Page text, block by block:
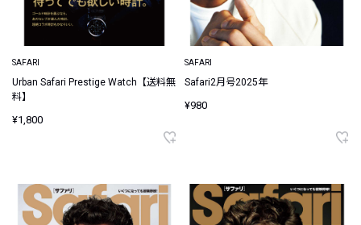
SAFARI
Urban Safari Prestige Watch【送料無
料】
¥1,800
SAFARI
Safari2月号2025年
¥980